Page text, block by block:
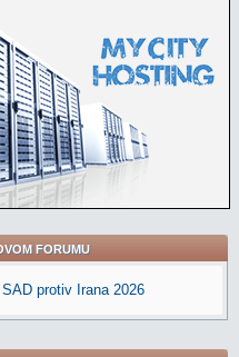
FORUMU
protiv Irana 2026